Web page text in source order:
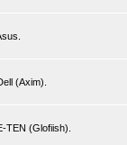
(Axim).
TEN (Glofiish).